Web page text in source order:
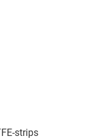
strips